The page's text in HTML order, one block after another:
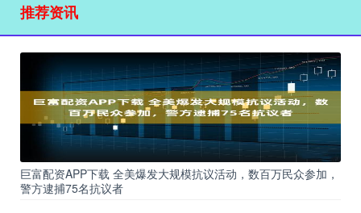
推荐资讯
巨富配资APP下载 全美爆发大规模抗议活动，数百万民众参加，
警方逮捕75名抗议者